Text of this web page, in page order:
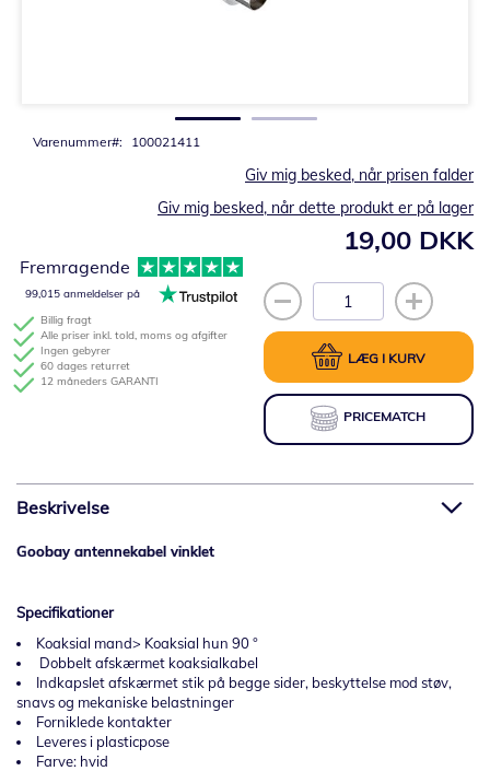
Varenummer 100021411
19,00 DKK
Giv mig besked, når prisen falder
Giv mig besked, når dette produkt er på lager
LÆG I KURV
PRICEMATCH
Billig fragt
Alle priser inkl. told, moms og afgifter
Ingen gebyrer
60 dages returret
12 måneders GARANTI
Fremragende
99,015 anmeldelser på
Beskrivelse
Goobay antennekabel vinklet
Specifikationer
Koaksial mand> Koaksial hun 90 °
Dobbelt afskærmet koaksialkabel
Indkapslet afskærmet stik på begge sider, beskyttelse mod støv,
snavs og mekaniske belastninger
Forniklede kontakter
Leveres i plasticpose
Farve: hvid